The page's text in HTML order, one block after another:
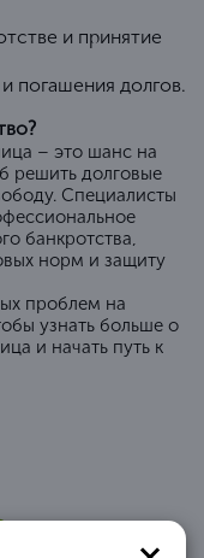
и принятие
погашения долгов.
– это шанс на
решить долговые
Специалисты
банкротства,
норм и защиту
проблем на
узнать больше о
и начать путь к